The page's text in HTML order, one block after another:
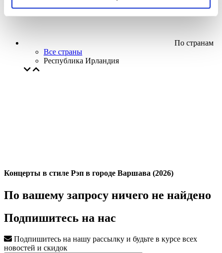
По странам
Все страны
Республика Ирландия
Концерты в стиле Рэп в городе Варшава (2026)
По вашему запросу ничего не найдено
Подпишитесь на нас
Подпишитесь на нашу рассылку и будьте в курсе всех
новостей и скидок